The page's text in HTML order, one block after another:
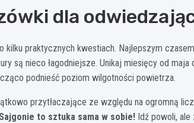
dla
kilku praktycznych kwestiach. Najlepszym
są nieco łagodniejsze. Unikaj miesięcy od
podnieść poziom wilgotności powietrza.
przytłaczające ze względu na ogromną
to sztuka sama w sobie! Idź powoli,